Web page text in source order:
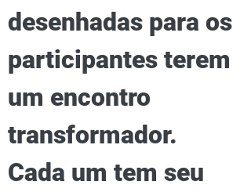
desenhadas para os
participantes terem
um encontro
transformador.
Cada um tem seu